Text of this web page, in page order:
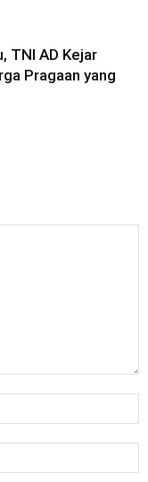
TNI AD Kejar
Pragaan yang